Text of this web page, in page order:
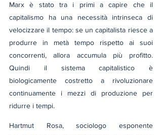
Marx è stato tra i primi a capire che il
capitalismo ha una necessità intrinseca di
velocizzare il tempo: se un capitalista riesce a
produrre in metà tempo rispetto ai suoi
concorrenti, allora accumula più profitto.
Quindi il sistema capitalistico è
biologicamente costretto a rivoluzionare
continuamente i mezzi di produzione per
ridurre i tempi.
Hartmut Rosa, sociologo esponente